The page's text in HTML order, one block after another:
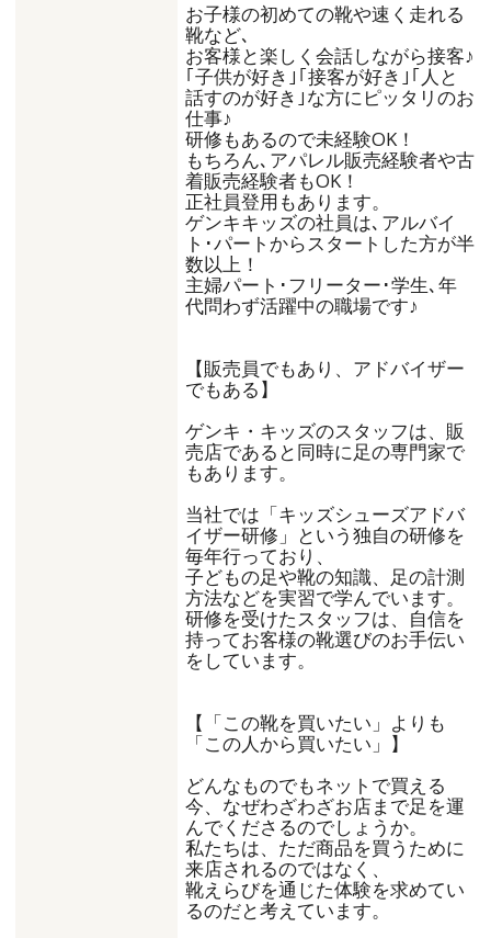
お子様の初めての靴や速く走れる
靴など､
お客様と楽しく会話しながら接客♪
｢子供が好き｣｢接客が好き｣｢人と
話すのが好き｣な方にピッタリのお
仕事♪
研修もあるので未経験OK！
もちろん､アパレル販売経験者や古
着販売経験者もOK！
正社員登用もあります。
ゲンキキッズの社員は､アルバイ
ト･パートからスタートした方が半
数以上！
主婦パート･フリーター･学生､年
代問わず活躍中の職場です♪
【販売員でもあり、アドバイザー
でもある】
ゲンキ・キッズのスタッフは、販
売店であると同時に足の専門家で
もあります。
当社では「キッズシューズアドバ
イザー研修」という独自の研修を
毎年行っており、
子どもの足や靴の知識、足の計測
方法などを実習で学んでいます。
研修を受けたスタッフは、自信を
持ってお客様の靴選びのお手伝い
をしています。
【「この靴を買いたい」よりも
「この人から買いたい」】
どんなものでもネットで買える
今、なぜわざわざお店まで足を運
んでくださるのでしょうか。
私たちは、ただ商品を買うために
来店されるのではなく、
靴えらびを通じた体験を求めてい
るのだと考えています。